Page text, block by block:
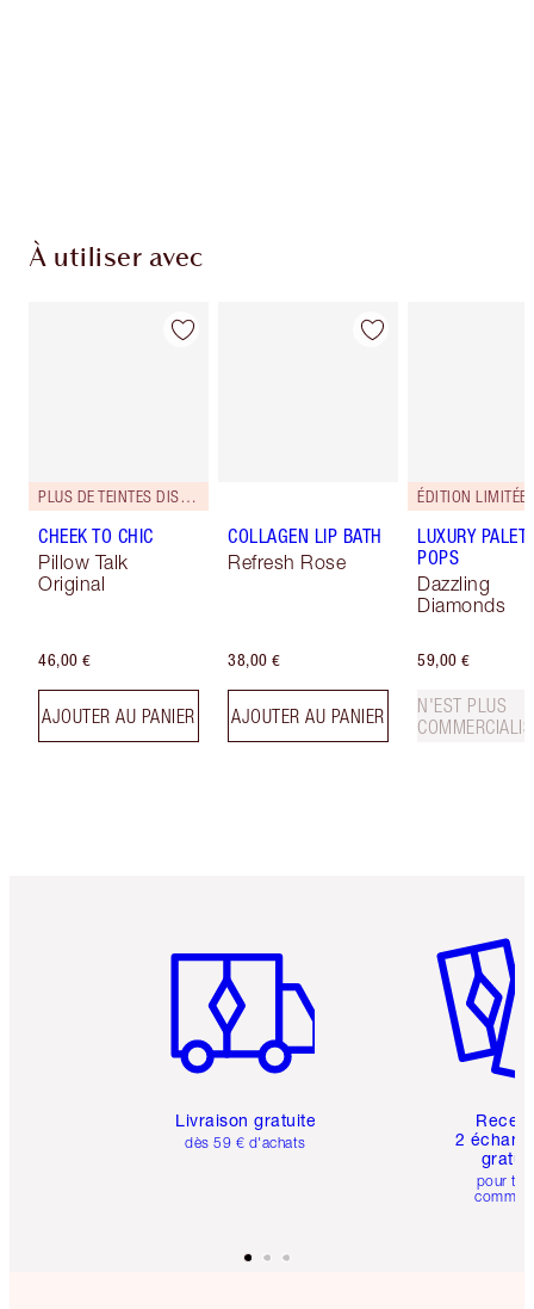
À utiliser avec
PLUS DE TEINTES DISPONIBLES
CHEEK TO CHIC
Pillow Talk
Original
46,00 €
AJOUTER AU PANIER
COLLAGEN LIP BATH
Refresh Rose
38,00 €
AJOUTER AU PANIER
ÉDITION LIMITÉE
LUXURY
POPS
Dazzling
Diamonds
59,00 €
N'EST PLUS
Livraison gratuite
dès 59 € d'achats
2
pour